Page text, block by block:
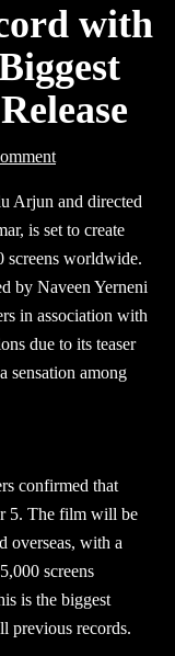
with
Arjun and directed
is set to create
screens worldwide.
by Naveen Yerneni
in association with
due to its teaser
sensation among
confirmed that
5. The film will be
overseas, with a
screens
is the biggest
previous records.